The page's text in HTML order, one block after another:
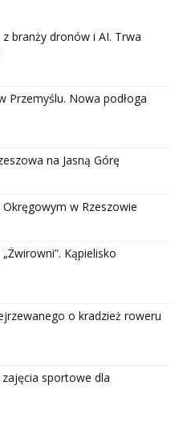
branży dronów i AI. Trwa
Przemyślu. Nowa podłoga
na Jasną Górę
w Rzeszowie
Kąpielisko
o kradzież roweru
zajęcia sportowe dla